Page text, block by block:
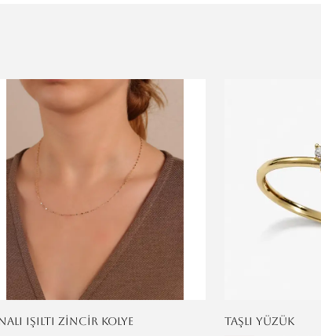
IŞILTI ZİNCİR KOLYE TAŞLI YÜZÜK